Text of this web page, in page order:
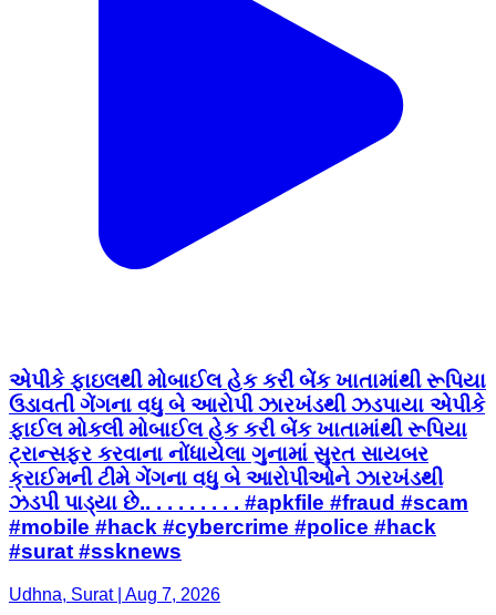
એપીકે ફાઇલથી મોબાઈલ હેક કરી બેંક ખાતામાંથી રૂપિયા
ઉડાવતી ગેંગના વધુ બે આરોપી ઝારખંડથી ઝડપાયા એપીકે
ફાઈલ મોકલી મોબાઈલ હેક કરી બેંક ખાતામાંથી રૂપિયા
ટ્રાન્સફર કરવાના નોંધાયેલા ગુનામાં સુરત સાયબર
ક્રાઈમની ટીમે ગેંગના વધુ બે આરોપીઓને ઝારખંડથી
ઝડપી પાડ્યા છે.. . . . . . . . . #apkfile #fraud #scam
#mobile #hack #cybercrime #police #hack
#surat #ssknews
Udhna, Surat | Aug 7, 2026